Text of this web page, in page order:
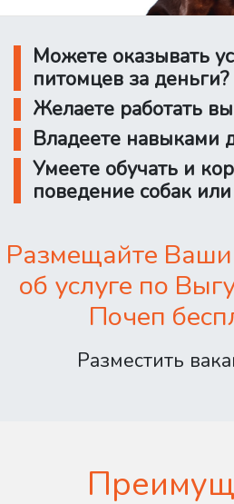
Можете оказывать
питомцев за деньги?
Желаете работать
Владеете навыками
Умеете обучать и
поведение собак
Размещайте
об услуге по
Почеп
Разместить